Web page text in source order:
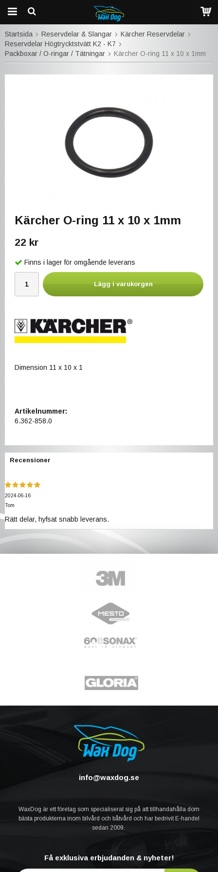
Startsida Reservdelar & Slangar
Kärcher Reservdelar
Reservdelar Högtrycktstvätt K2 - K7
Packboxar / O-ringar / Tätningar
Kärcher O-ring 11 x 10 x 1mm
Kärcher O-ring 11 x 10 x 1mm
22 kr
Finns i lager för omgående leverans
Lägg i varukorgen
Dimension 11 x 10 x 1
Artikelnummer:
6.362-858.0
Recensioner
2024-06-16
Tom
Rätt delar, hyfsat snabb leverans.
info@waxdog.se
WaxDog är ett företag som specialiserat sig på att tillhandahålla dom
bästa produkterna inom bilvård och båtvård och har bedrivit E-handel
sedan 2009.
Få exklusiva erbjudanden & nyheter!